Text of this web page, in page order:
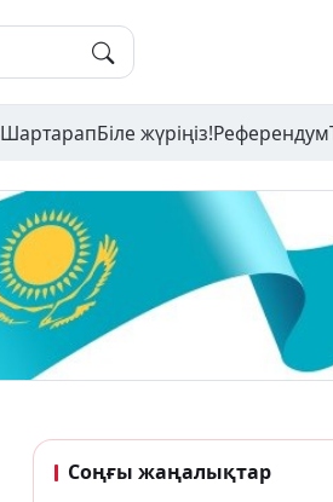
ШартарапБіле жүріңіз!Референдум
Соңғы жаңалықтар